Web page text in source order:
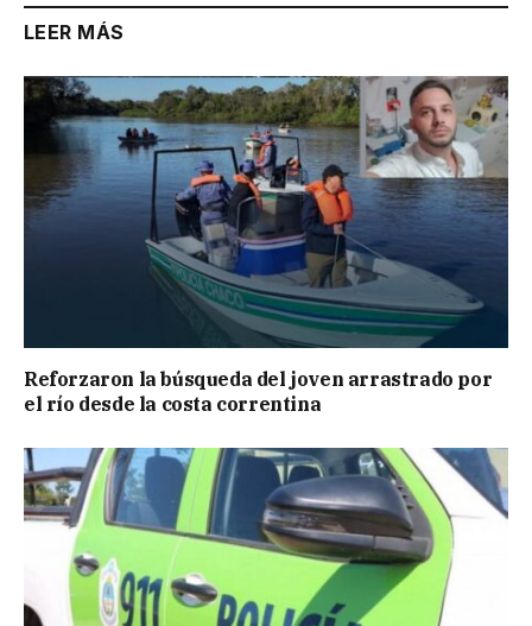
LEER MÁS
Reforzaron la búsqueda del joven arrastrado por
el río desde la costa correntina